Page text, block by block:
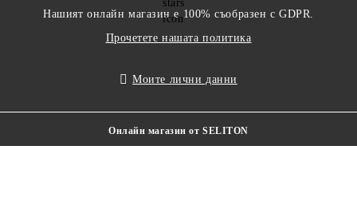
Нашият онлайн магазин е 100% съобразен с GDPR.
Прочетете нашата политика
Моите лични данни
Онлайн магазин от SELITON